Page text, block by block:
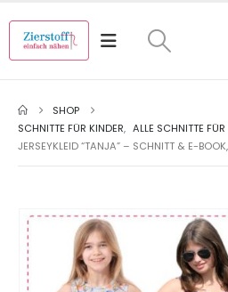
SHOP
SCHNITTE FÜR KINDER, ALLE SCHNITTE
JERSEYKLEID “TANJA” – SCHNITT & E-